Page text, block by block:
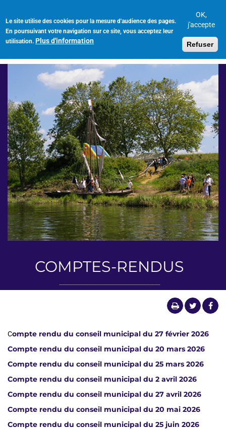
Le site utilise des cookies pour la mesure d'audience des pages.
En poursuivant votre navigation sur ce site, vous acceptez leur
utilisation. Plus d'information
OK,
j'accepte
Refuser
contenu
principal
COMPTES-RENDUS
Compte rendu du conseil municipal du 27 février 2026
Compte rendu du conseil municipal du 20 mars 2026
Compte rendu du conseil municipal du 25 mars 2026
Compte rendu du conseil municipal du 2 avril 2026
Compte rendu du conseil municipal du 27 avril 2026
Compte rendu du conseil municipal du 20 mai 2026
Compte rendu du conseil municipal du 25 juin 2026